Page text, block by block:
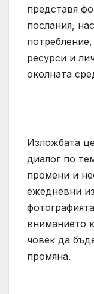
представя
послания,
ресурси и
околната
Изложбата
диалог по
промени и
ежедневни
вниманието
човек да
промяна.